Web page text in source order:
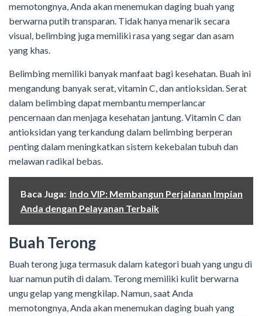
memotongnya, Anda akan menemukan daging buah yang
berwarna putih transparan. Tidak hanya menarik secara
visual, belimbing juga memiliki rasa yang segar dan asam
yang khas.
Belimbing memiliki banyak manfaat bagi kesehatan. Buah ini
mengandung banyak serat, vitamin C, dan antioksidan. Serat
dalam belimbing dapat membantu memperlancar
pencernaan dan menjaga kesehatan jantung. Vitamin C dan
antioksidan yang terkandung dalam belimbing berperan
penting dalam meningkatkan sistem kekebalan tubuh dan
melawan radikal bebas.
Baca Juga: Indo VIP: Membangun Perjalanan Impian
Anda dengan Pelayanan Terbaik
Buah Terong
Buah terong juga termasuk dalam kategori buah yang ungu di
luar namun putih di dalam. Terong memiliki kulit berwarna
ungu gelap yang mengkilap. Namun, saat Anda
memotongnya, Anda akan menemukan daging buah yang